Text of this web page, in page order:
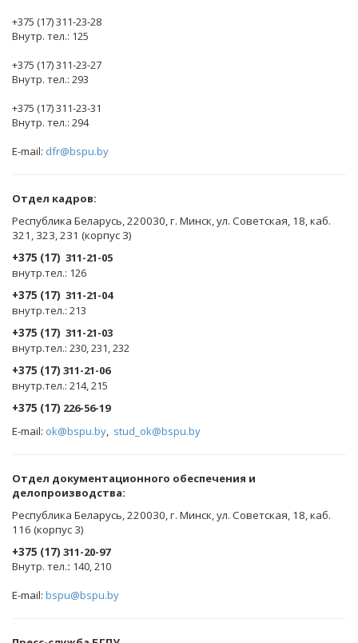
+375 (17) 311-23-28
Внутр. тел.: 125
+375 (17) 311-23-27
Внутр. тел.: 293
+375 (17) 311-23-31
Внутр. тел.: 294
E-mail: dfr@bspu.by
Отдел кадров:
Республика Беларусь, 220030, г. Минск, ул. Советская, 18, каб.
321, 323, 231 (корпус 3)
+375 (17) 311-21-05
внутр.тел.: 126
+375 (17) 311-21-04
внутр.тел.: 213
+375 (17) 311-21-03
внутр.тел.: 230, 231, 232
+375 (17) 311-21-06
внутр.тел.: 214, 215
+375 (17) 226-56-19
E-mail: ok@bspu.by, stud_ok@bspu.by
Oтдел документационного обеспечения и
делопроизводства:
Республика Беларусь, 220030, г. Минск, ул. Советская, 18, каб.
116 (корпус 3)
+375 (17) 311-20-97
Внутр. тел.: 140, 210
E-mail: bspu@bspu.by